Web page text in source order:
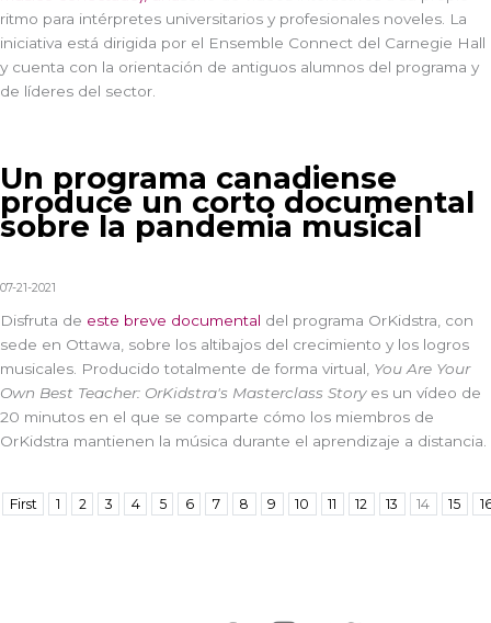
ritmo para intérpretes universitarios y profesionales noveles. La
iniciativa está dirigida por el Ensemble Connect del Carnegie Hall
y cuenta con la orientación de antiguos alumnos del programa y
de líderes del sector.
Un programa canadiense
produce un corto documental
sobre la pandemia musical
07-21-2021
Disfruta de este breve documental del programa OrKidstra, con
sede en Ottawa, sobre los altibajos del crecimiento y los logros
musicales. Producido totalmente de forma virtual, You Are Your
Own Best Teacher: OrKidstra's Masterclass Storyes un vídeo de
20 minutos en el que se comparte cómo los miembros de
OrKidstra mantienen la música durante el aprendizaje a distancia.
First 1 2 3 4 5 6 7 8 9 10 11 12 13 14 15